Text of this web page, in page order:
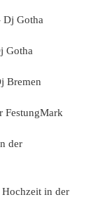
Dj Gotha
Gotha
Bremen
FestungMark
der
in der